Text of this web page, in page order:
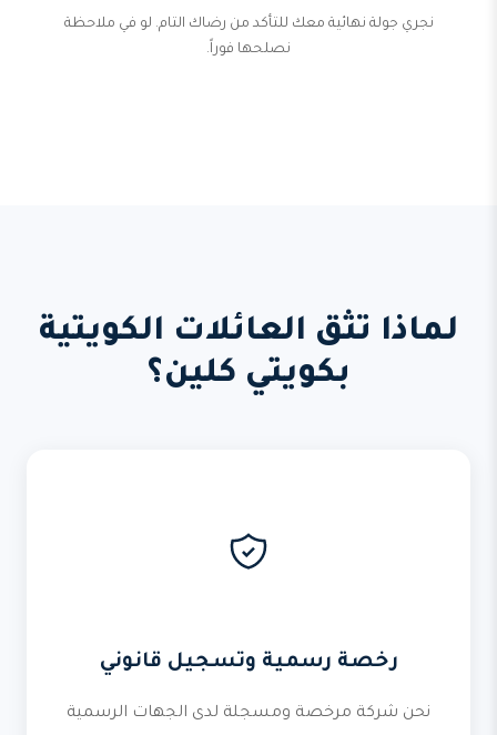
نجري جولة نهائية معك للتأكد من رضاك التام. لو في ملاحظة
نصلحها فوراً.
لماذا تثق العائلات الكويتية
بكويتي كلين؟
رخصة رسمية وتسجيل قانوني
نحن شركة مرخصة ومسجلة لدى الجهات الرسمية